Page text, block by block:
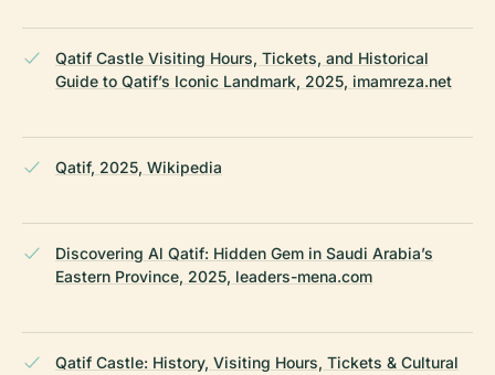
Qatif Castle Visiting Hours, Tickets, and Historical
Guide to Qatif’s Iconic Landmark, 2025, imamreza.net
Qatif, 2025, Wikipedia
Discovering Al Qatif: Hidden Gem in Saudi Arabia’s
Eastern Province, 2025, leaders-mena.com
Qatif Castle: History, Visiting Hours, Tickets & Cultural